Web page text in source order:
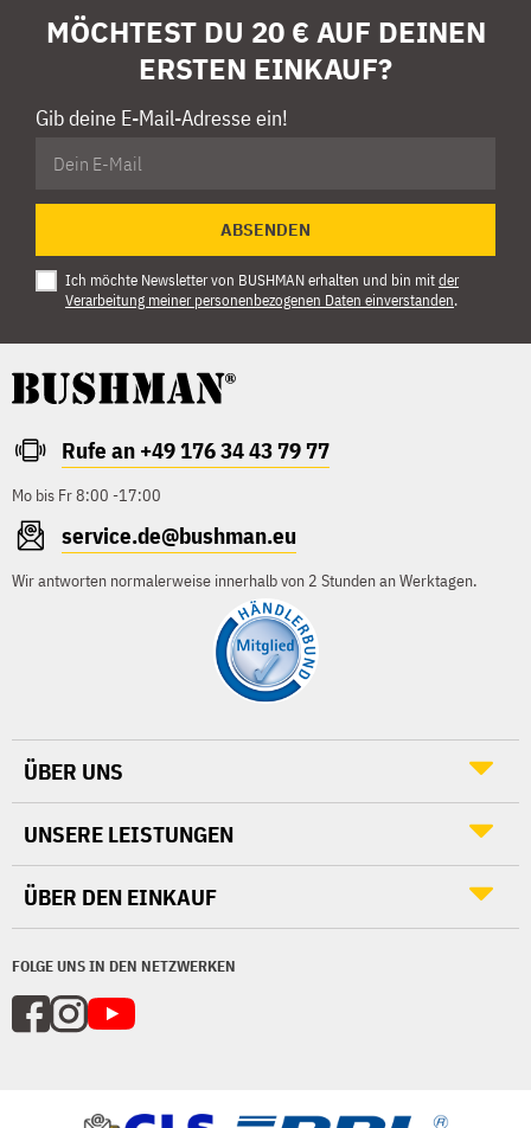
MÖCHTEST DU 20 € AUF DEINEN
ERSTEN EINKAUF?
Gib deine E-Mail-Adresse ein!
ABSENDEN
Ich möchte Newsletter von BUSHMAN erhalten und bin mitder
Verarbeitung meiner personenbezogenen Daten einverstanden.
Rufe an +49 176 34 43 79 77
Mo bis Fr 8:00 -17:00
service.de@bushman.eu
Wir antworten normalerweise innerhalb von 2 Stunden an Werktagen.
FOLGE UNS IN DEN NETZWERKEN
ÜBER UNS
UNSERE LEISTUNGEN
ÜBER DEN EINKAUF